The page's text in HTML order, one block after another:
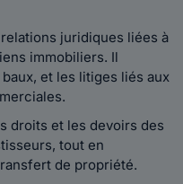
juridiques liées à
immobiliers. Il
et les litiges liés aux
droits et les devoirs des
tout en
de propriété.